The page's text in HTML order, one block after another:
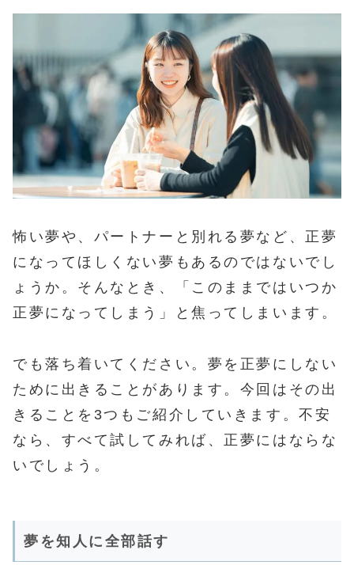
怖い夢や、パートナーと別れる夢など、正夢
になってほしくない夢もあるのではないでし
ょうか。そんなとき、「このままではいつか
正夢になってしまう」と焦ってしまいます。
でも落ち着いてください。夢を正夢にしない
ために出きることがあります。今回はその出
きることを3つもご紹介していきます。不安
なら、すべて試してみれば、正夢にはならな
いでしょう。
夢を知人に全部話す